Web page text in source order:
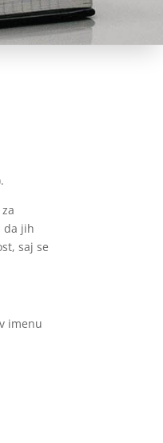
da jih
saj se
imenu